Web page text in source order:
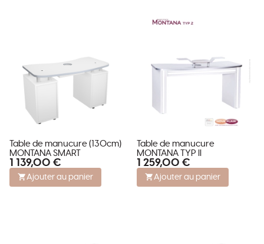
Table de manucure (130cm)
MONTANA SMART
1 139,00 €
Ajouter au panier
Table de manucure
MONTANA TYP II
1 259,00 €
Ajouter au panier